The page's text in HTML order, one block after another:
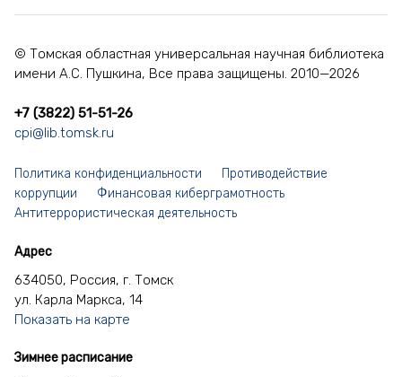
© Томская областная универсальная научная библиотека
имени А.С. Пушкина, Все права защищены. 2010—2026
+7 (3822) 51-51-26
cpi@lib.tomsk.ru
Политика конфиденциальности
Противодействие
коррупции
Финансовая киберграмотность
Антитеррористическая деятельность
Адрес
634050, Россия, г. Томск
ул. Карла Маркса, 14
Показать на карте
Зимнее расписание